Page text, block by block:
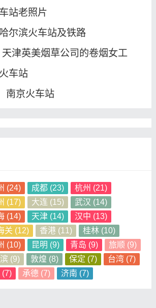
站老照片
尔滨火车站及铁路
津英美烟草公司的卷烟女工
车站
南京火车站
(24) 成都(23) 杭州 (21)
(17) 大连 (15) 武汉 (14)
(14) 天津(14) 汉中 (13)
关 (12) 香港(11) 桂林(10)
(10) 昆明 (9) 青岛 (9) 旅顺 (9)
(9) 敦煌 (8) 保定 (7) 台湾(7)
(7) 承德(7) 济南 (7)